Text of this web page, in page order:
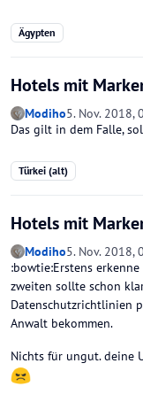
Ägypten
Hotels mit
Modiho5. Nov. 2018,
Das gilt in dem Falle,
Türkei (alt)
Hotels mit
Modiho5. Nov. 2018,
:bowtie:Erstens
zweiten sollte schon
Datenschutzrichtlinien
Anwalt bekommen.
Nichts für ungut. deine